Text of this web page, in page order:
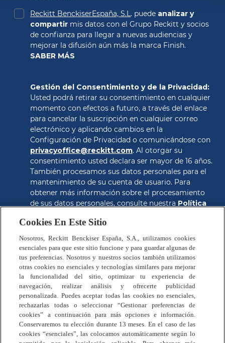
Reckitt BenckiserEspaña, S.L. puede analizar y
compartir mis datos con el Grupo Reckitt y socios
de confianza para llegar a nuevas audiencias y
SABER MÁS
Usted podrá retirar su consentimiento en cualquier
momento con efectos a futuro, a través del enlace
para cancelar la suscripción en cualquier correo
electrónico y aplicando cambios en la
privacyoffice@reckitt.com. Al otorgar su
consentimiento usted declara ser mayor de 16 años.
También procesamos sus datos personales para el
mantenimiento de su cuenta de usuario. Para
obtener más información sobre el procesamiento
de sus datos personales, consulte nuestra Política
Preguntas Frecuentes
Política de Privacidad
Términos y Condiciones
Cookies En Este Sitio
Nosotros, Reckitt Benckiser España, S.A., utilizamos cookies
esenciales para que este sitio funcione y para guardar algunas de
tus preferencias. Nosotros y nuestros socios también utilizamos
otras cookies no esenciales y tecnologías similares para mejorar
la funcionalidad del sitio, optimizar tu experiencia de
navegación, realizar análisis y ofrecerte publicidad
personalizada. Puedes aceptar todas las cookies no esenciales,
rechazarlas todas o seleccionar “Gestionar preferencias de
cookies” a continuación para más opciones e información.
Conservaremos tu elección durante 13 meses. En el caso de las
cookies “esenciales”, las colocamos automáticamente según lo